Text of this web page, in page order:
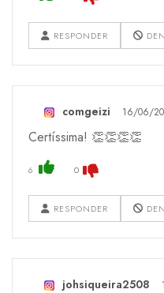
RESPONDER
comgeizi 16/06/
Certíssima! 👏👏👏👏
6 0
RESPONDER
johsiqueira2508